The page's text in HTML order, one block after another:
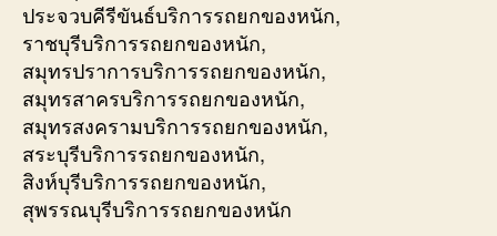
ประจวบคีรีขันธ์บริการรถยกของหนัก,
ราชบุรีบริการรถยกของหนัก,
สมุทรปราการบริการรถยกของหนัก,
สมุทรสาครบริการรถยกของหนัก,
สมุทรสงครามบริการรถยกของหนัก,
สระบุรีบริการรถยกของหนัก,
สิงห์บุรีบริการรถยกของหนัก,
สุพรรณบุรีบริการรถยกของหนัก